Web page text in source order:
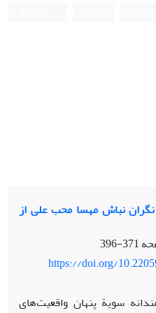
نگران نباش مهسا محب علی از
371-396
https://doi.org/
سویة پنهان واقعیت‌های